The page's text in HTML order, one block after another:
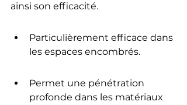
ainsi son efficacité.
Particulièrement efficace dans
les espaces encombrés.
Permet une pénétration
profonde dans les matériaux